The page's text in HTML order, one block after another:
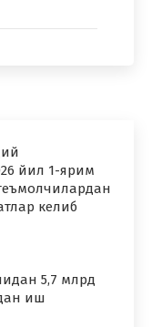
йил 1-ярим
келиб
5,7 млрд
иш